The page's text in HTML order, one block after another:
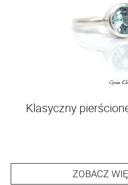
Klasyczny
ZOBACZ